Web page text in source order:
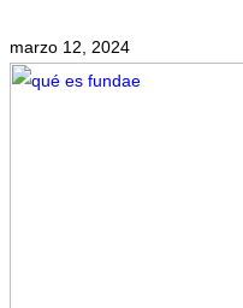
marzo 12, 2024